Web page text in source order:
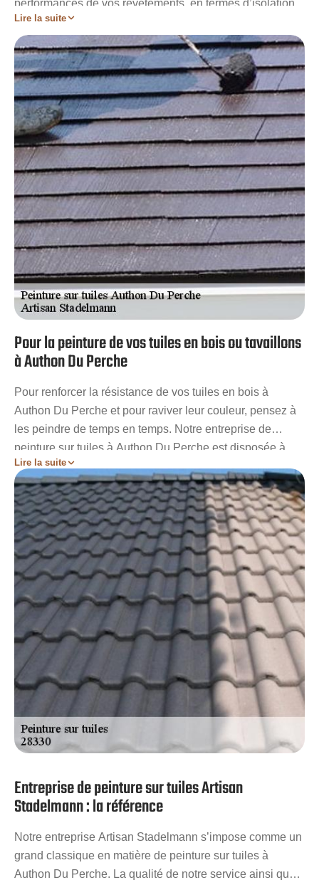
performances de vos revêtements, en termes d’isolation
et d’étanchéité. Les peintures spécialisées pour les tuiles
permettent de rendre complètement étanches vos
revêtements. Elles limitent et empêchent la récidive des
mousses et lichens. Pareillement, elles améliorent et
renforcent l’isolation thermique de votre couverture. Pour
éviter toutes sortes d’erreurs, laissez aux mains d’un
professionnel comme notre établissement Artisan
Stadelmann le soin de peindre ou repeindre vos tuiles à
Authon Du Perche 28330.
Lire la suite
Pour la peinture de vos tuiles en bois ou tavaillons
à Authon Du Perche
Pour renforcer la résistance de vos tuiles en bois à
Authon Du Perche et pour raviver leur couleur, pensez à
les peindre de temps en temps. Notre entreprise de
peinture sur tuiles à Authon Du Perche est disposée à
vous aider à bien préparer en détail votre projet. De par
notre équipe de couvreurs hautement qualifiés et notre
expertise bien développée, nous vous promettons une
réalisation impeccable, qui améliorera le rendu de vos
tavaillons et les protégera durant des années. Demandez
dès maintenant votre devis gratuit pour être au courant de
nos services de qualité à moindres coûts.
Lire la suite
Entreprise de peinture sur tuiles Artisan
Stadelmann : la référence
Notre entreprise Artisan Stadelmann s’impose comme un
grand classique en matière de peinture sur tuiles à
Authon Du Perche. La qualité de notre service ainsi que